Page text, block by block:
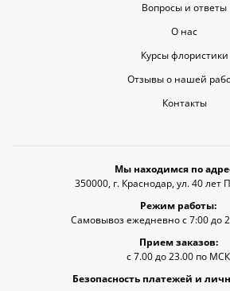
Вопросы и ответы
О нас
Курсы флористики
Отзывы о нашей
Контакты
Мы находимся по
350000, г. Краснодар, ул. 40 лет
Режим работы:
Самовывоз ежедневно с 7:00 до
Прием заказов:
с 7.00 до 23.00 по МСК
Безопасность платежей и